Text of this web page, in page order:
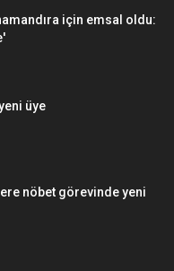
için emsal oldu:
üye
nöbet görevinde yeni